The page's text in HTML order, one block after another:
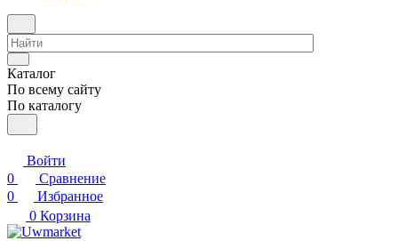
Каталог
По всему сайту
По каталогу
Войти
0
Сравнение
0
Избранное
0 Корзина